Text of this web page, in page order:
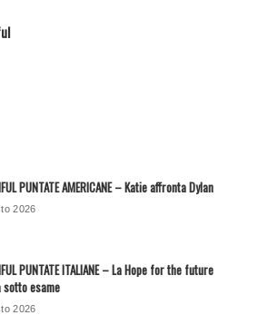
PUNTATE AMERICANE – Katie affronta Dylan
2026
PUNTATE ITALIANE – La Hope for the future
sotto esame
2026